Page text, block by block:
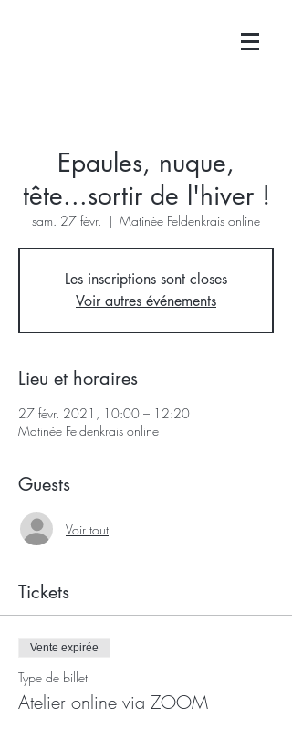
Epaules, nuque,
tête...sortir de l'hiver !
sam. 27 févr.
  |
Matinée Feldenkrais online
Les inscriptions sont closes
Voir autres événements
Lieu et horaires
27 févr. 2021, 10:00 – 12:20
Matinée Feldenkrais online
Guests
Voir tout
Tickets
Vente expirée
Type de billet
Atelier online via ZOOM